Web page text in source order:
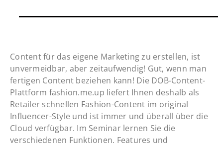
Content für das eigene Marketing zu erstellen, ist
unvermeidbar, aber zeitaufwendig! Gut, wenn man
fertigen Content beziehen kann! Die DOB-Content-
Plattform fashion.me.up liefert Ihnen deshalb als
Retailer schnellen Fashion-Content im original
Influencer-Style und ist immer und überall über die
Cloud verfügbar. Im Seminar lernen Sie die
verschiedenen Funktionen, Features und